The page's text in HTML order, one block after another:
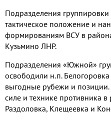
Подразделения
тактическое положение и
формированиям ВСУ в
Кузьмино ЛНР.
Подразделения «Южной»
освободили н.п.
выгодные рубежи и
силе и технике противника
Раздоловка, Клещеевка и